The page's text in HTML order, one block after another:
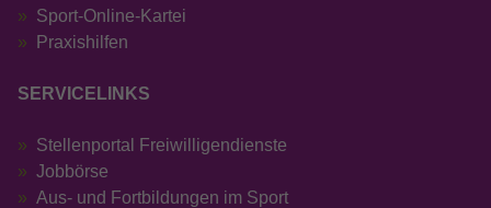
Sport-Online-Kartei
Praxishilfen
SERVICELINKS
Stellenportal Freiwilligendienste
Jobbörse
Aus- und Fortbildungen im Sport